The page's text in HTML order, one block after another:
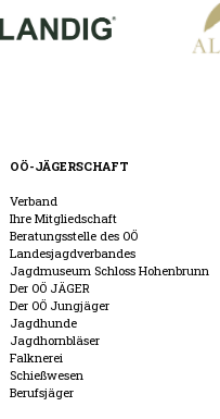
OÖ-JÄGERSCHAFT
Verband
Ihre Mitgliedschaft
Beratungsstelle des OÖ
Landesjagdverbandes
Jagdmuseum Schloss Hohenbrunn
Der OÖ JÄGER
Der OÖ Jungjäger
Jagdhunde
Jagdhornbläser
Falknerei
Schießwesen
Berufsjäger